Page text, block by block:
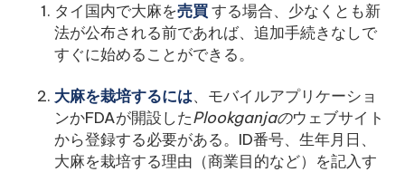
タイ国内で大麻を売買する場合、少なくとも新
法が公布される前であれば、追加手続きなしで
すぐに始めることができる。
大麻を栽培するには、モバイルアプリケーショ
ンかFDAが開設したPlookganjaのウェブサイト
から登録する必要がある。ID番号、生年月日、
大麻を栽培する理由（商業目的など）を記入す